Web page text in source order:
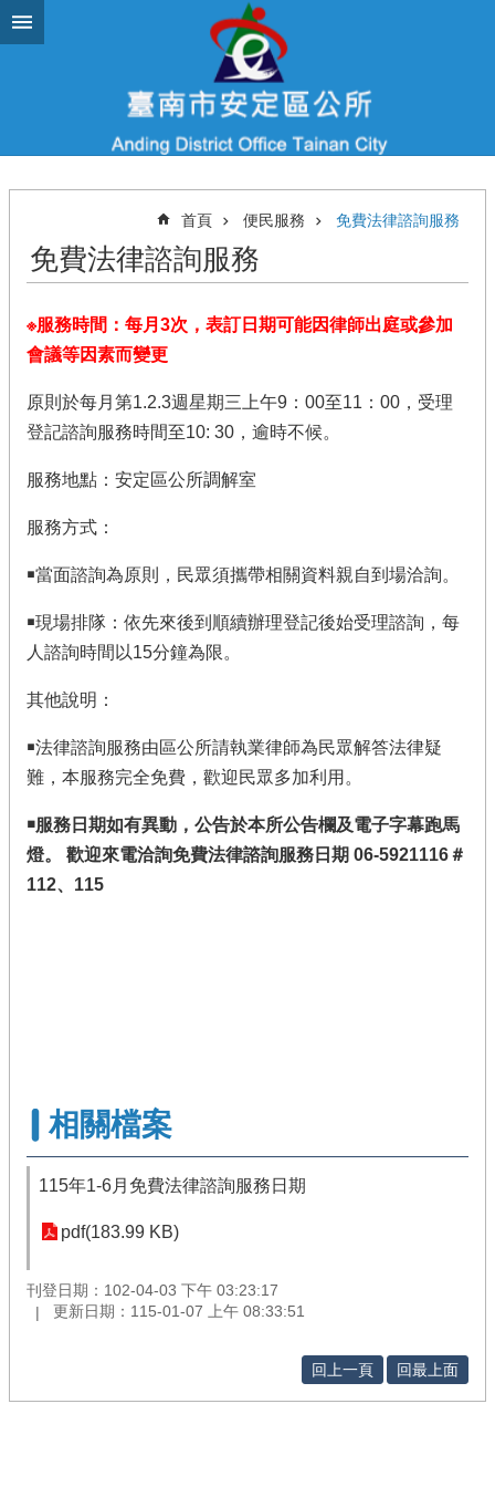
跳到主要內容區塊
首頁 便民服務 免費法律諮詢服務
免費法律諮詢服務
※服務時間：每月3次，表訂日期可能因律師出庭或參加
會議等因素而變更
原則於每月第1.2.3週星期三上午9：00至11：00，受理
登記諮詢服務時間至10: 30，逾時不候。
服務地點：安定區公所調解室
服務方式：
￭當面諮詢為原則，民眾須攜帶相關資料親自到場洽詢。
￭現場排隊：依先來後到順續辦理登記後始受理諮詢，每
人諮詢時間以15分鐘為限。
其他說明：
￭法律諮詢服務由區公所請執業律師為民眾解答法律疑
難，本服務完全免費，歡迎民眾多加利用。
￭服務日期如有異動，公告於本所公告欄及電子字幕跑馬
燈。 歡迎來電洽詢免費法律諮詢服務日期 06-5921116＃
112、115
相關檔案
115年1-6月免費法律諮詢服務日期
pdf(183.99 KB)
刊登日期：102-04-03 下午 03:23:17
更新日期：115-01-07 上午 08:33:51
回上一頁 回最上面